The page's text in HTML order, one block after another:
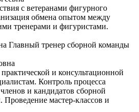
с ветеранами фигурного
обмена опытом между
тренерами и фигуристами.
Главный тренер сборной команды
и консультационной
Контроль процесса
и кандидатов сборной
мастер-классов и